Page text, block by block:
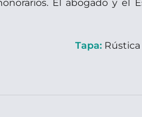
El abogado y el
Tapa: Rústica